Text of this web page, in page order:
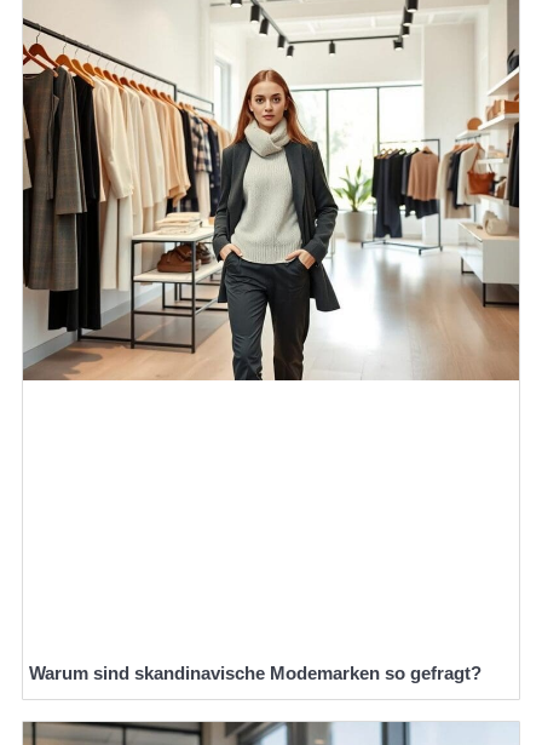
Warum sind skandinavische Modemarken so gefragt?